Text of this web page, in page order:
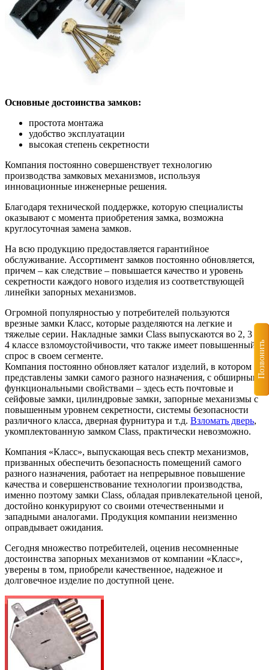
Основные достоинства замков:
простота монтажа
удобство эксплуатации
высокая степень секретности
Компания постоянно совершенствует технологию
производства замковых механизмов, используя
инновационные инженерные решения.
Благодаря технической поддержке, которую специалисты
оказывают с момента приобретения замка, возможна
круглосуточная замена замков.
На всю продукцию предоставляется гарантийное
обслуживание. Ассортимент замков постоянно обновляется,
причем – как следствие – повышается качество и уровень
секретности каждого нового изделия из соответствующей
линейки запорных механизмов.
Огромной популярностью у потребителей пользуются
врезные замки Класс, которые разделяются на легкие и
тяжелые серии. Накладные замки Class выпускаются во 2, 3 и
4 классе взломоустойчивости, что также имеет повышенный
спрос в своем сегменте.
Компания постоянно обновляет каталог изделий, в котором
представлены замки самого разного назначения, с обширными
функциональными свойствами – здесь есть почтовые и
сейфовые замки, цилиндровые замки, запорные механизмы с
повышенным уровнем секретности, системы безопасности
различного класса, дверная фурнитура и т.д. Взломать дверь,
укомплектованную замком Class, практически невозможно.
Компания «Класс», выпускающая весь спектр механизмов,
призванных обеспечить безопасность помещений самого
разного назначения, работает на непрерывное повышение
качества и совершенствование технологии производства,
именно поэтому замки Class, обладая привлекательной ценой,
достойно конкурируют со своими отечественными и
западными аналогами. Продукция компании неизменно
оправдывает ожидания.
Сегодня множество потребителей, оценив несомненные
достоинства запорных механизмов от компании «Класс»,
уверены в том, приобрели качественное, надежное и
долговечное изделие по доступной цене.
Позвонить